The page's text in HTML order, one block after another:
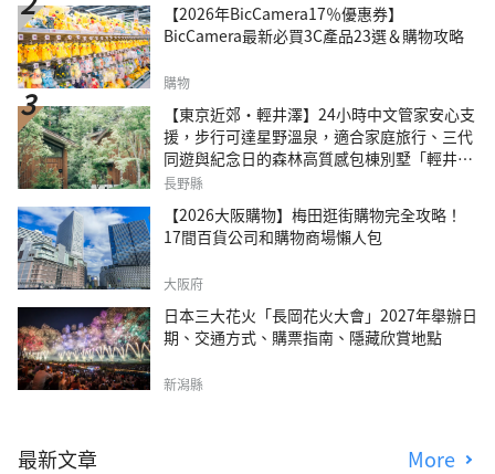
【2026年BicCamera17％優惠券】
BicCamera最新必買3C產品23選＆購物攻略
購物
【東京近郊・輕井澤】24小時中文管家安心支
援，步行可達星野溫泉，適合家庭旅行、三代
同遊與紀念日的森林高質感包棟別墅「輕井澤
森四季VILLA」
長野縣
【2026大阪購物】梅田逛街購物完全攻略！
17間百貨公司和購物商場懶人包
大阪府
日本三大花火「長岡花火大會」2027年舉辦日
期、交通方式、購票指南、隱藏欣賞地點
新潟縣
最新文章 More